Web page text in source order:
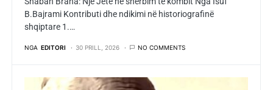
B.Bajrami Kontributi dhe ndikimi në historiografinë
shqiptare 1.…
NGA EDITORI 30 PRILL, 2026 NO COMMENTS